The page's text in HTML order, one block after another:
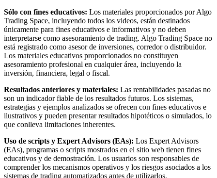
Sólo con fines educativos: Los materiales proporcionados por Algo
Trading Space, incluyendo todos los videos, están destinados
únicamente para fines educativos e informativos y no deben
interpretarse como asesoramiento de trading. Algo Trading Space no
está registrado como asesor de inversiones, corredor o distribuidor.
Los materiales educativos proporcionados no constituyen
asesoramiento profesional en cualquier área, incluyendo la
inversión, financiera, legal o fiscal.
Resultados anteriores y materiales: Las rentabilidades pasadas no
son un indicador fiable de los resultados futuros. Los sistemas,
estrategias y ejemplos analizados se ofrecen con fines educativos e
ilustrativos y pueden presentar resultados hipotéticos o simulados, lo
que conlleva limitaciones inherentes.
Uso de scripts y Expert Advisors (EAs): Los Expert Advisors
(EAs), programas o scripts mostrados en el sitio web tienen fines
educativos y de demostración. Los usuarios son responsables de
comprender los mecanismos operativos y los riesgos asociados a los
sistemas de trading automatizados antes de utilizarlos.